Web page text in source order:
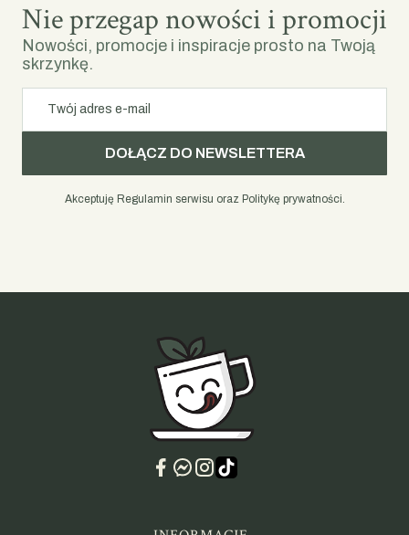
Nie przegap nowości i promocji
Nowości, promocje i inspiracje prosto na Twoją
skrzynkę.
Twój adres e-mail
DOŁĄCZ DO NEWSLETTERA
Akceptuję Regulamin serwisu oraz Politykę prywatności.